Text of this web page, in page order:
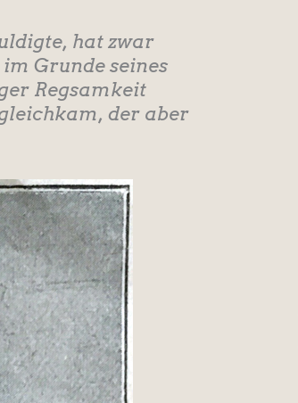
hat zwar
Grunde seines
Regsamkeit
der aber